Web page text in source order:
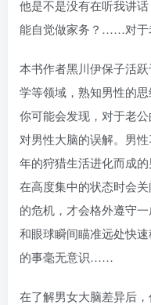
他是不是没有在听我讲
能自觉做家务？……对于
本书作者黑川伊保子活
学等领域，熟知男性的
你可能会发现，对于老
对男性大脑的误解。男
年的狩猎生活进化而成
在高度集中的状态时会
的危机，才会格外遵守
和眼球瞬间瞄准远处快
的事毫无意识……
在了解男女大脑差异后